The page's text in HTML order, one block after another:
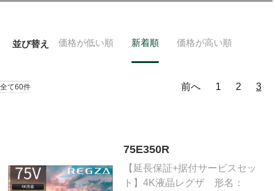
並び替え 価格が低い順 新着順 価格が高い順
全て60件 前へ 1 2 3
75E350R
【延長保証+据付サービスセッ
ト】4K液晶レグザ 形名：